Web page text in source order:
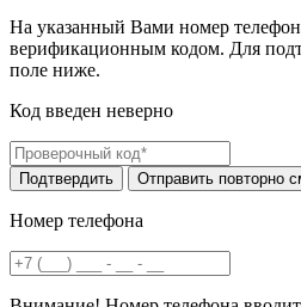
На указанный Вами номер
верификационным кодом. Для
поле ниже.
Код введен неверно
Номер телефона